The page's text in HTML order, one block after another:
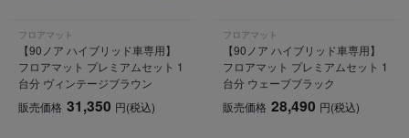
フロアマット
【90ノア ハイブリッド車専用】
フロアマット プレミアムセット 1
台分 ヴィンテージブラウン
販売価格 31,350 円(税込)
フロアマット
【90ノア ハイブリッド車専用】
フロアマット プレミアムセット 1
台分 ウェーブブラック
販売価格 28,490 円(税込)